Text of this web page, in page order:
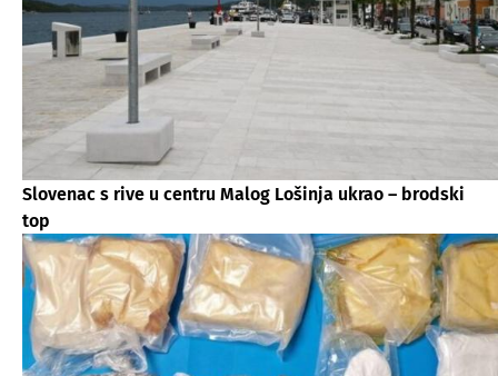
Slovenac s rive u centru Malog Lošinja ukrao – brodski
top